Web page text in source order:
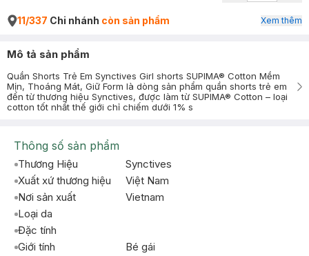
11/337 Chi nhánh còn sản phẩm Xem thêm
Mô tả sản phẩm
Quần Shorts Trẻ Em Synctives Girl shorts SUPIMA® Cotton Mềm
Mịn, Thoáng Mát, Giữ Form là dòng sản phẩm quần shorts trẻ em
đến từ thương hiệu Synctives, được làm từ SUPIMA® Cotton – loại
cotton tốt nhất thế giới chỉ chiếm dưới 1% s
Thông số sản phẩm
Thương Hiệu
Synctives
Xuất xứ thương hiệu
Việt Nam
Nơi sản xuất
Vietnam
Loại da
Đặc tính
Giới tính
Bé gái